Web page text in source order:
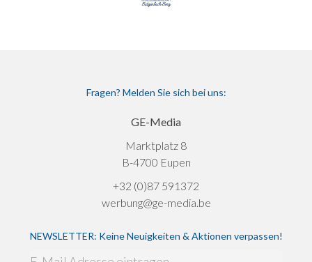
Fragen? Melden Sie sich bei uns:
GE-Media
Marktplatz 8
B-4700 Eupen
+32 (0)87 591372
werbung@ge-media.be
NEWSLETTER: Keine Neuigkeiten & Aktionen verpassen!